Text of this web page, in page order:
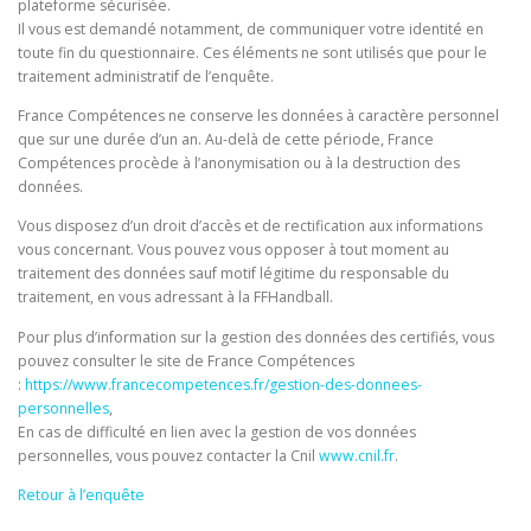
plateforme sécurisée.
Il vous est demandé notamment, de communiquer votre identité en
toute fin du questionnaire. Ces éléments ne sont utilisés que pour le
traitement administratif de l’enquête.
France Compétences ne conserve les données à caractère personnel
que sur une durée d’un an. Au-delà de cette période, France
Compétences procède à l’anonymisation ou à la destruction des
données.
Vous disposez d’un droit d’accès et de rectification aux informations
vous concernant. Vous pouvez vous opposer à tout moment au
traitement des données sauf motif légitime du responsable du
traitement, en vous adressant à la FFHandball.
Pour plus d’information sur la gestion des données des certifiés, vous
pouvez consulter le site de France Compétences
: https://www.francecompetences.fr/gestion-des-donnees-
personnelles,
En cas de difficulté en lien avec la gestion de vos données
personnelles, vous pouvez contacter la Cnil www.cnil.fr.
Retour à l’enquête